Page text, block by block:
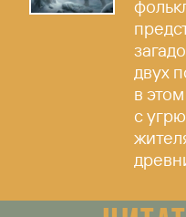
двух
в
с